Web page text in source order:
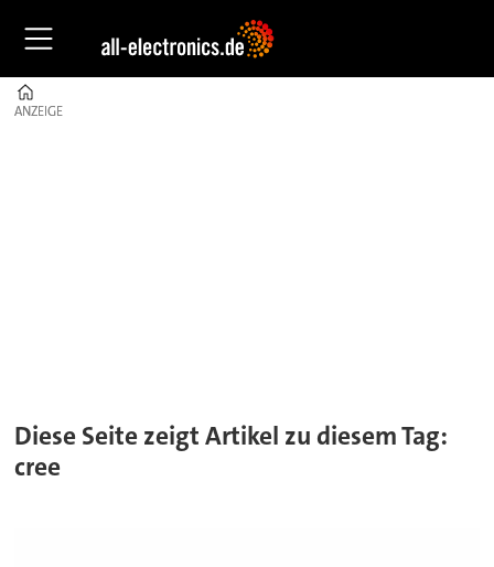
ANZEIGE
ANZEIGE
Diese Seite zeigt Artikel zu diesem Tag:
cree